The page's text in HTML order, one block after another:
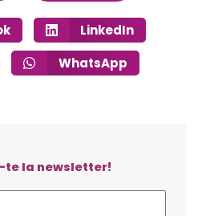
LinkedIn
WhatsApp
te la newsletter!